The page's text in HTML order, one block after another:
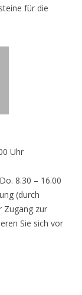
für die
Uhr
8.30 – 16.00
(durch
Zugang zur
Sie sich vor